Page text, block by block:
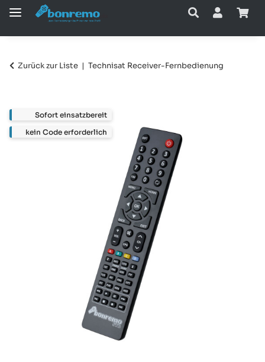
Zurück zur Liste Technisat Receiver-Fernbedienung